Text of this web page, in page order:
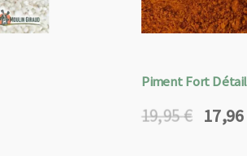
Piment Fort Détail
19,95€
Le
17,96
Le